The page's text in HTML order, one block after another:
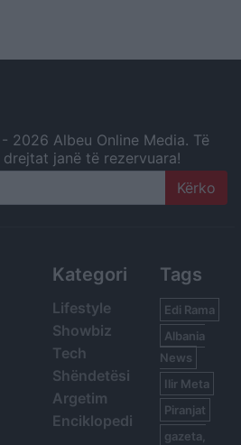
2026 Albeu Online Media. Të
janë të rezervuara!
Kategori
Lifestyle
Showbiz
Tech
Shëndetësi
Argetim
Enciklopedi
Tags
Edi Rama
Albania
News
Ilir Meta
Piranjat
gazeta,